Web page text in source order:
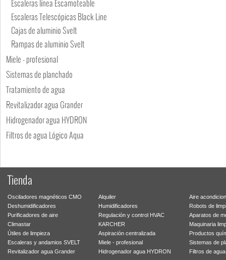
Escaleras línea Escamoteable
Escaleras Telescópicas Black Line
Cajas de aluminio Svelt
Rampas de aluminio Svelt
Miele - profesional
Sistemas de planchado
Tratamiento de agua
Revitalizador agua Grander
Hidrogenador agua HYDRON
Filtros de agua Lógico Aqua
Tienda
Osciladores magnéticos CMO Alquiler
Aire
Deshumidificadores
Humidificadores
Robots de
Purificadores de aire
Regulación y control HVAC
Aparatos de
Climastar
KARCHER
Maquinaria
Útiles de limpieza
Aspiración centralizada
Productos
Escaleras y andamios SVELT
Miele - profesional
Sistemas de
Revitalizador agua Grander
Hidrogenador agua HYDRON Filtros de